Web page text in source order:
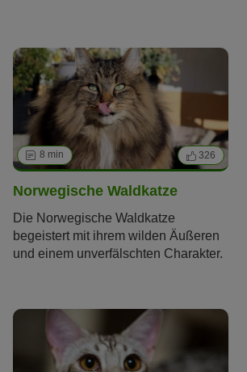
Rasse.
8 min 326
Norwegische Waldkatze
Die Norwegische Waldkatze
begeistert mit ihrem wilden Äußeren
und einem unverfälschten Charakter.
im folgenden Artikel alles
Wissenswerte über diese natürliche
Rasse.